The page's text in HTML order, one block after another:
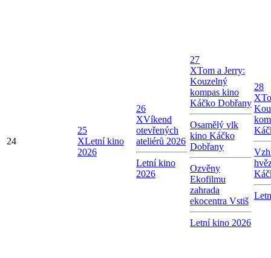
24
25
XLetní kino
2026
26
XVíkend
otevřených
ateliérů 2026
Letní kino
2026
27
XTom a Jerry:
Kouzelný
kompas kino
Káčko Dobřany
Osamělý vlk
kino Káčko
Dobřany
Ozvěny
Ekofilmu
zahrada
ekocentra Vstiš
Letní kino 2026
28
X